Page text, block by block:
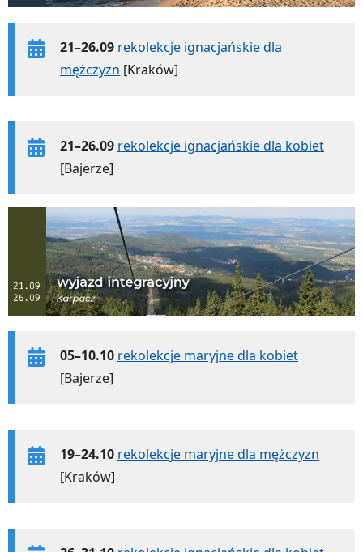
21–26.09 rekolekcje ignacjańskie dla
mężczyzn [Kraków]
21–26.09 rekolekcje ignacjańskie dla kobiet
[Bajerze]
05–10.10 rekolekcje maryjne dla kobiet
[Bajerze]
19–24.10 rekolekcje maryjne dla mężczyzn
[Kraków]